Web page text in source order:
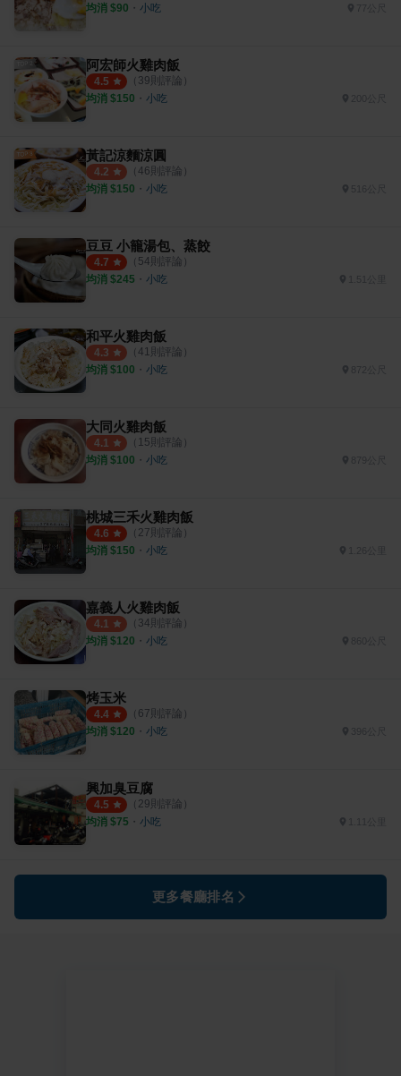
均消 $90 ・ 小吃
阿宏師火雞肉飯
4.5 （ 39則評論）
均消 $150 ・ 小吃
黃記涼麵涼圓
4.2 （ 46則評論）
均消 $150 ・ 小吃 516公尺
豆豆 小籠湯包、蒸餃
4.7 （ 54則評論）
均消 $245 ・ 小吃 1.51公里
和平火雞肉飯
4.3 （ 41 則評論）
均消 $100 ・ 小吃
大同火雞肉飯
4.1 （ 15則評論）
均消 $100 ・ 小吃
桃城三禾火雞肉飯
4.6 （ 27則評論）
均消 $150 ・ 小吃
嘉義人火雞肉飯
4.1 （ 34則評論）
均消 $120 ・ 小吃
烤玉米
4.4 （ 67則評論）
均消 $120 ・ 小吃
興加臭豆腐
4.5 （ 29則評論）
均消 $75 ・ 小吃
更多餐廳排名